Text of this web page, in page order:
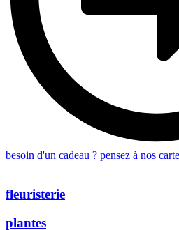
besoin d'un cadeau ? pensez à nos
fleuristerie
plantes